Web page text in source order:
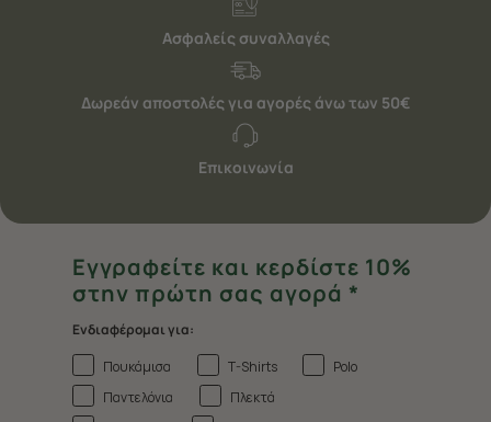
Ασφαλείς συναλλαγές
Δωρεάν αποστολές για αγορές άνω των 50€
Επικοινωνία
Εγγραφείτε και κερδίστε 10%
στην πρώτη σας αγορά *
Ενδιαφέρομαι για:
Πουκάμισα
T-Shirts
Polo
Παντελόνια
Πλεκτά